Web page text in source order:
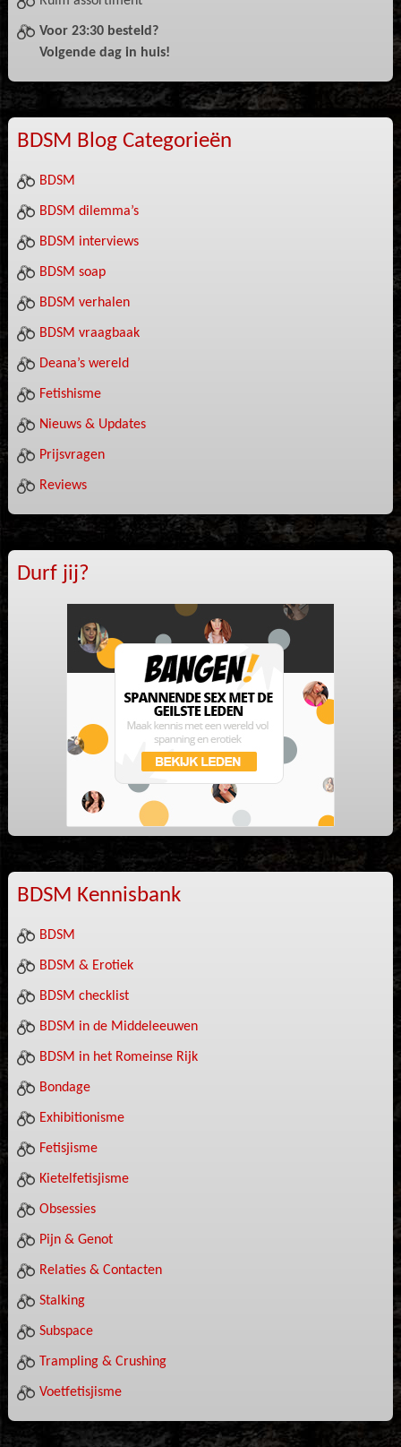
Voor 23:30 besteld?
Volgende dag in huis!
BDSM Blog Categorieën
BDSM
BDSM dilemma’s
BDSM interviews
BDSM soap
BDSM verhalen
BDSM vraagbaak
Deana’s wereld
Fetishisme
Nieuws & Updates
Prijsvragen
Reviews
Durf jij?
BDSM Kennisbank
BDSM
BDSM & Erotiek
BDSM checklist
BDSM in de Middeleeuwen
BDSM in het Romeinse Rijk
Bondage
Exhibitionisme
Fetisjisme
Kietelfetisjisme
Obsessies
Pijn & Genot
Relaties & Contacten
Stalking
Subspace
Trampling & Crushing
Voetfetisjisme